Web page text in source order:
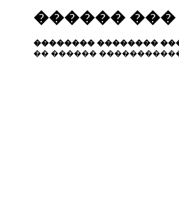
������
�������� ��������
�� ������